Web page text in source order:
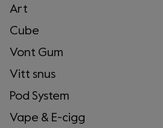
Art
Cube
Vont Gum
Vitt snus
Pod System
Vape & E-cigg